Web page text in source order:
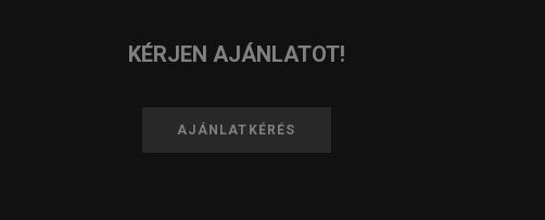
KÉRJEN AJÁNLATOT!
AJÁNLATKÉRÉS